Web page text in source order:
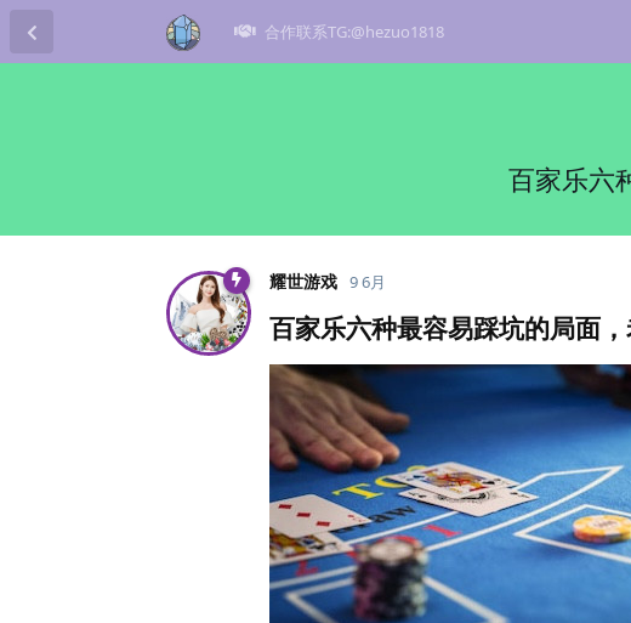
合作联系TG:@hezuo1818
百家乐六
耀世游戏 9 6月
百家乐六种最容易踩坑的局面